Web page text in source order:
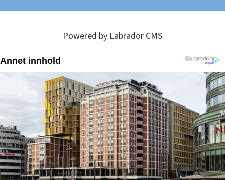
Powered by Labrador CMS